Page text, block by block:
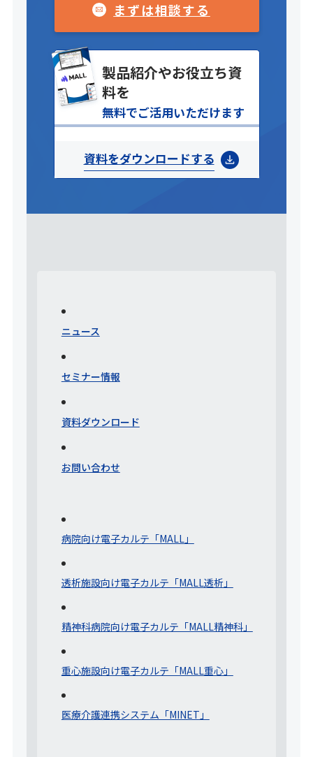
まずは相談する
製品紹介やお役立ち資
料を
無料でご活用いただけます
資料をダウンロードする
ニュース
セミナー情報
資料ダウンロード
お問い合わせ
病院向け電子カルテ「MALL」
透析施設向け電子カルテ「MALL透析」
精神科病院向け電子カルテ「MALL精神科」
重心施設向け電子カルテ「MALL重心」
医療介護連携システム「MINET」